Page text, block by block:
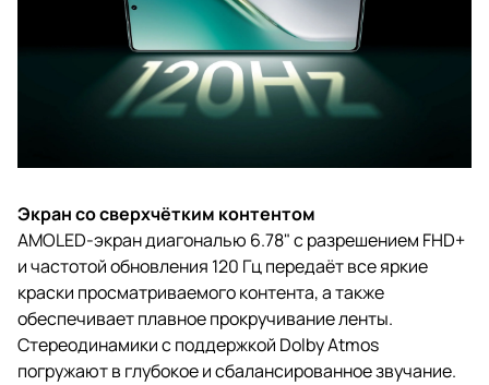
Экран со сверхчётким контентом
AMOLED-экран диагональю 6.78" с разрешением FHD+
и частотой обновления 120 Гц передаёт все яркие
краски просматриваемого контента, а также
обеспечивает плавное прокручивание ленты.
Стереодинамики с поддержкой Dolby Atmos
погружают в глубокое и сбалансированное звучание.